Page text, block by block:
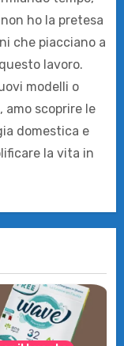
ho la pretesa
che piacciano a
lavoro.
modelli o
scoprire le
domestica e
la vita in